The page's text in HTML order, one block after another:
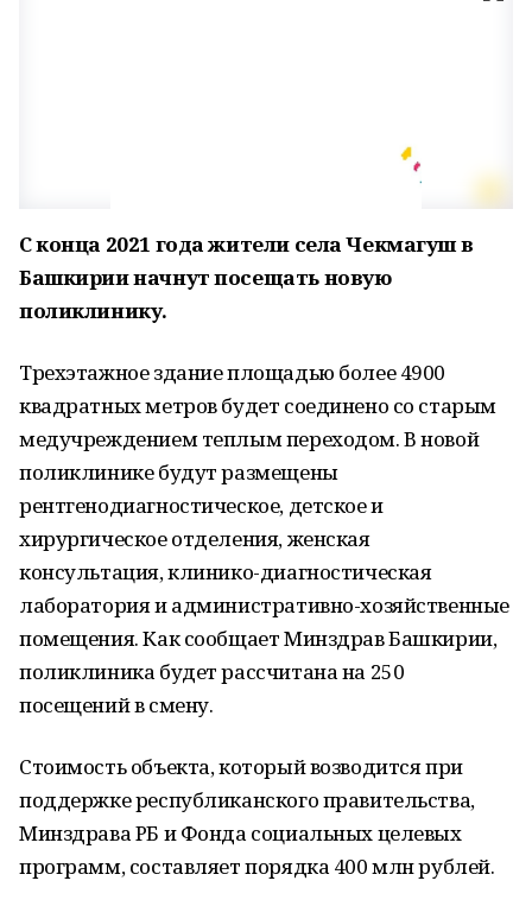
С конца 2021 года жители села Чекмагуш в
Башкирии начнут посещать новую
поликлинику.
Трехэтажное здание площадью более 4900
квадратных метров будет соединено со старым
медучреждением теплым переходом. В новой
поликлинике будут размещены
рентгенодиагностическое, детское и
хирургическое отделения, женская
консультация, клинико-диагностическая
лаборатория и административно-хозяйственные
помещения. Как сообщает Минздрав Башкирии,
поликлиника будет рассчитана на 250
посещений в смену.
Стоимость объекта, который возводится при
поддержке республиканского правительства,
Минздрава РБ и Фонда социальных целевых
программ, составляет порядка 400 млн рублей.